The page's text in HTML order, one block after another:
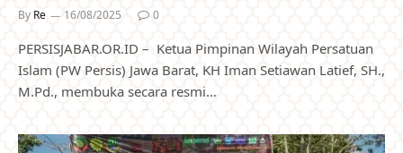
By Re 16/08/2025 0
PERSISJABAR.OR.ID – Ketua Pimpinan Wilayah Persatuan
Islam (PW Persis) Jawa Barat, KH Iman Setiawan Latief, SH.,
M.Pd., membuka secara resmi…